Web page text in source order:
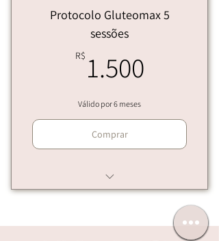
Protocolo Gluteomax 5
sessões
R$ 1.500
Válido por 6 meses
Comprar